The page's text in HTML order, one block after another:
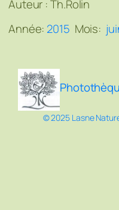
Auteur :Th.Rolin
Année: 2015 Mois:
© 2025 Lasne